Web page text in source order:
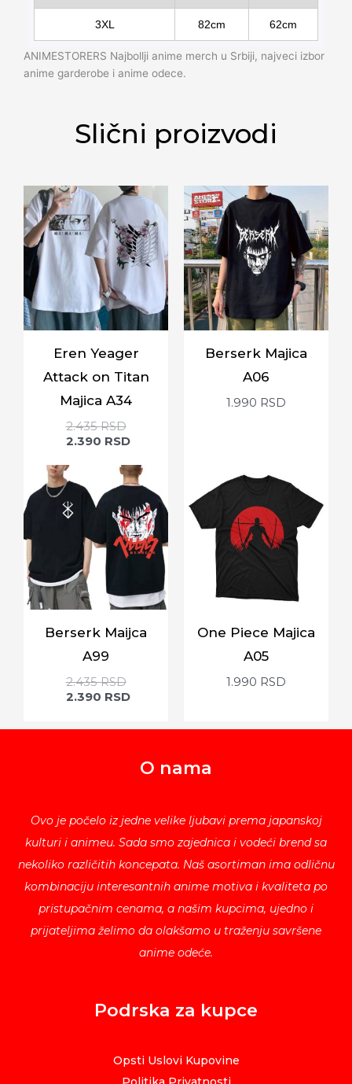
3XL 82cm 62cm
ANIMESTORERS Najbollji anime merch u Srbiji, najveci izbor
anime garderobe i anime odece.
Slični proizvodi
Eren Yeager
Attack on Titan
Majica A34
2.435RSD
2.390 RSD
Berserk Majica
A06
1.990 RSD
Berserk Maijca
A99
2.435RSD
2.390 RSD
One Piece Majica
A05
1.990 RSD
O nama
Ovo je počelo iz jedne velike ljubavi prema japanskoj
kulturi i animeu. Sada smo zajednica i vodeći brend sa
nekoliko različitih koncepata. Naš asortiman ima odličnu
kombinaciju interesantnih anime motiva i kvaliteta po
pristupačnim cenama, a našim kupcima, ujedno i
prijateljima želimo da olakšamo u traženju savršene
anime odeće.
Podrska za kupce
Opsti Uslovi Kupovine